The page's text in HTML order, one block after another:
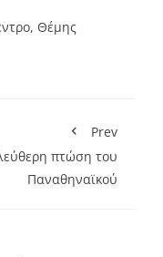
, Θέμης
Prev
πτώση του
Παναθηναϊκού